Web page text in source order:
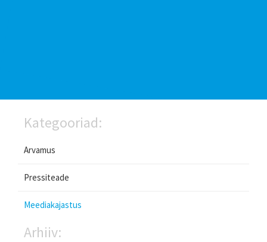
Kategooriad:
Arvamus
Pressiteade
Meediakajastus
Arhiiv: